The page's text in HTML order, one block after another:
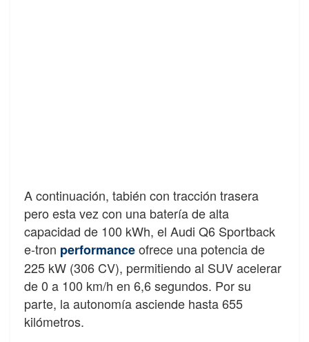
A continuación, tabién con tracción trasera
pero esta vez con una batería de alta
capacidad de 100 kWh, el Audi Q6 Sportback
e-tron performanceofrece una potencia de
225 kW (306 CV), permitiendo al SUV acelerar
de 0 a 100 km/h en 6,6 segundos. Por su
parte, la autonomía asciende hasta 655
kilómetros.